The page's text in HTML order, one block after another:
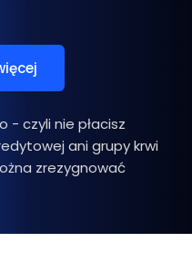
- czyli nie płacisz
ani grupy krwi
zrezygnować